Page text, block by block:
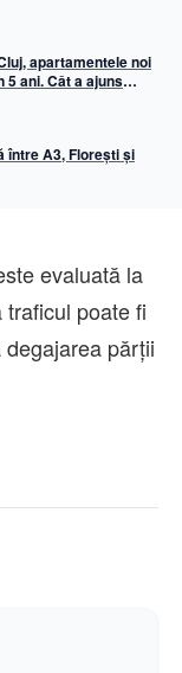
apartamentele noi
5 ani. Cât a ajuns
între A3, Florești și
evaluată la
poate fi
părţii